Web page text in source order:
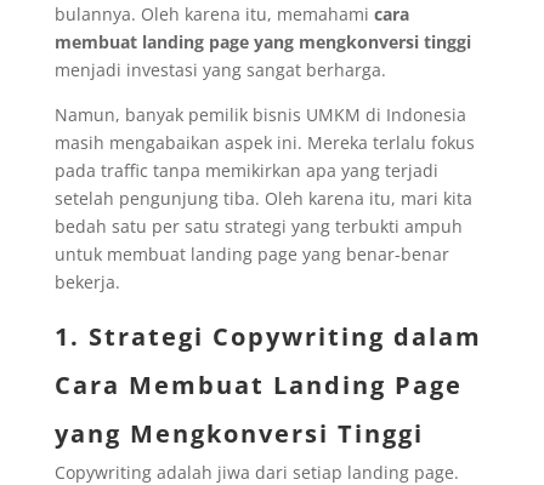
bulannya. Oleh karena itu, memahami cara
membuat landing page yang mengkonversi tinggi
menjadi investasi yang sangat berharga.
Namun, banyak pemilik bisnis UMKM di Indonesia
masih mengabaikan aspek ini. Mereka terlalu fokus
pada traffic tanpa memikirkan apa yang terjadi
setelah pengunjung tiba. Oleh karena itu, mari kita
bedah satu per satu strategi yang terbukti ampuh
untuk membuat landing page yang benar-benar
bekerja.
1. Strategi Copywriting dalam
Cara Membuat Landing Page
yang Mengkonversi Tinggi
Copywriting adalah jiwa dari setiap landing page.